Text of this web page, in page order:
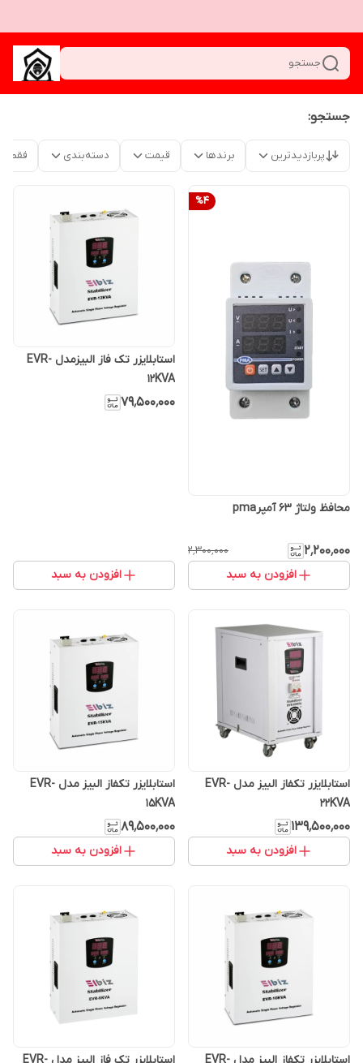
جستجو
جستجو:
پربازدیدترین برندها قیمت دسته‌بندی فقط
%4
محافظ ولتاژ 63 آمپرpma
۲٬۲۰۰٬۰۰۰ ۲٬۳۰۰٬۰۰۰
افزودن به سبد
استابلایزر تک فاز البیزمدل EVR-
12KVA
۷۹٬۵۰۰٬۰۰۰
افزودن به سبد
استابلایزر تکفاز البیز مدل EVR-
22KVA
۱۳۹٬۵۰۰٬۰۰۰
افزودن به سبد
استابلایزر تکفاز البیز مدل EVR-
15KVA
۸۹٬۵۰۰٬۰۰۰
افزودن به سبد